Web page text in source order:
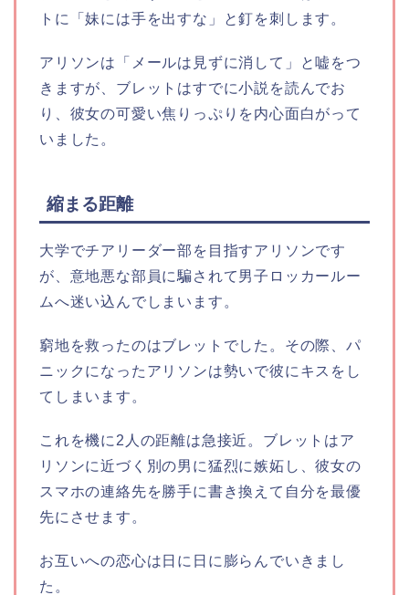
トに「妹には手を出すな」と釘を刺します。
アリソンは「メールは見ずに消して」と嘘をつ
きますが、ブレットはすでに小説を読んでお
り、彼女の可愛い焦りっぷりを内心面白がって
いました。
縮まる距離
大学でチアリーダー部を目指すアリソンです
が、意地悪な部員に騙されて男子ロッカールー
ムへ迷い込んでしまいます。
窮地を救ったのはブレットでした。その際、パ
ニックになったアリソンは勢いで彼にキスをし
てしまいます。
これを機に2人の距離は急接近。ブレットはア
リソンに近づく別の男に猛烈に嫉妬し、彼女の
スマホの連絡先を勝手に書き換えて自分を最優
先にさせます。
お互いへの恋心は日に日に膨らんでいきまし
た。